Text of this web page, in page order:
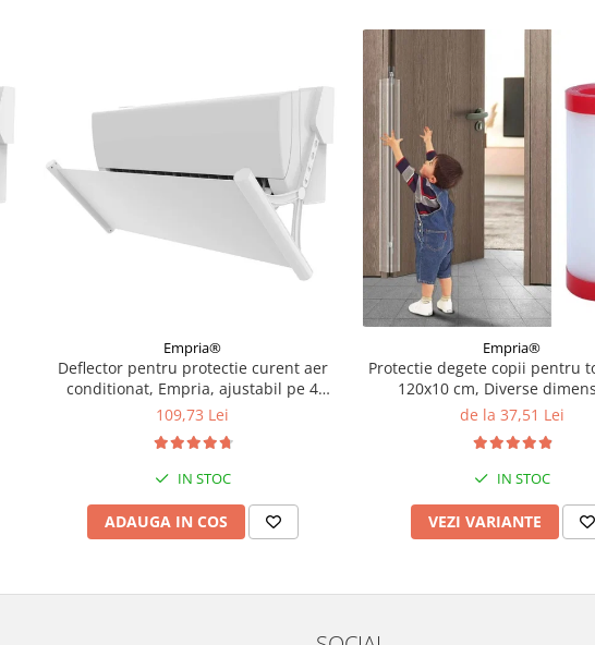
Empria®
Deflector pentru protectie curent aer
conditionat, Empria, ajustabil pe 4
niveluri, retractabil, Alb
109,73 Lei
IN STOC
ADAUGA IN COS
Empria®
Protectie degete copii pentru
120x10 cm, Diverse
de la 37,51 Lei
IN STOC
VEZI VARIANTE